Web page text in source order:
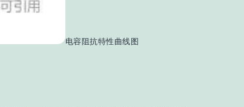
电容阻抗特性曲线图